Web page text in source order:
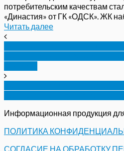
потребительским качествам
«Династия» от ГК «ОДСК». ЖК
Читать далее
Информационная продукция
ПОЛИТИКА
СОГЛАСИЕ НА ОБРАБОТКУ